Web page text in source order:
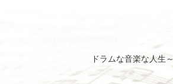
ドラムな音楽な人生～